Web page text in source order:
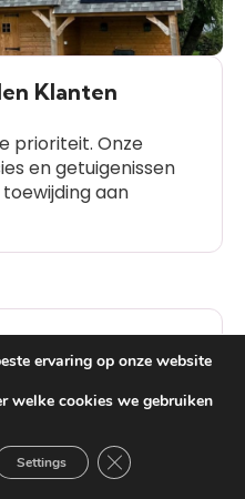
Klanten
prioriteit. Onze
en getuigenissen
aan
Installaties
succesvolle
van onze
in de branche.
ervaring op onze website
welke cookies we gebruiken
Settings Close GDPR